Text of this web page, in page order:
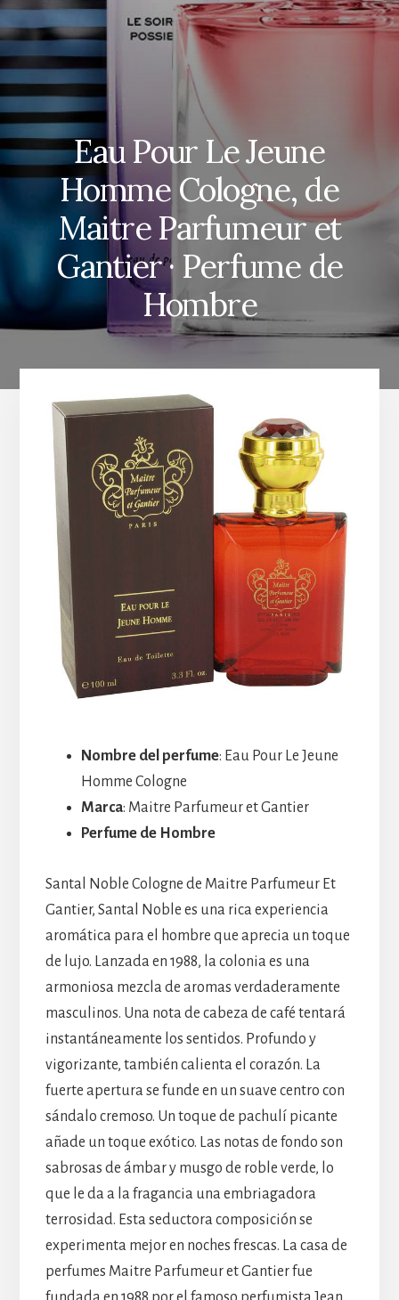
Eau Pour Le Jeune
Homme Cologne, de
Maitre Parfumeur et
Gantier · Perfume de
Hombre
Nombre del perfume: Eau Pour Le Jeune
Homme Cologne
Marca: Maitre Parfumeur et Gantier
Perfume de Hombre
Santal Noble Cologne de Maitre Parfumeur Et
Gantier, Santal Noble es una rica experiencia
aromática para el hombre que aprecia un toque
de lujo. Lanzada en 1988, la colonia es una
armoniosa mezcla de aromas verdaderamente
masculinos. Una nota de cabeza de café tentará
instantáneamente los sentidos. Profundo y
vigorizante, también calienta el corazón. La
fuerte apertura se funde en un suave centro con
sándalo cremoso. Un toque de pachulí picante
añade un toque exótico. Las notas de fondo son
sabrosas de ámbar y musgo de roble verde, lo
que le da a la fragancia una embriagadora
terrosidad. Esta seductora composición se
experimenta mejor en noches frescas. La casa de
perfumes Maitre Parfumeur et Gantier fue